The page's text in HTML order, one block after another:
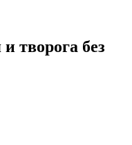
творога без